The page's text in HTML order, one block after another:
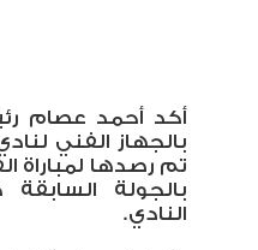
أكد أحمد عصام
بالجهاز الفني
تم رصدها لمباراة
بالجولة السابقة
النادي.